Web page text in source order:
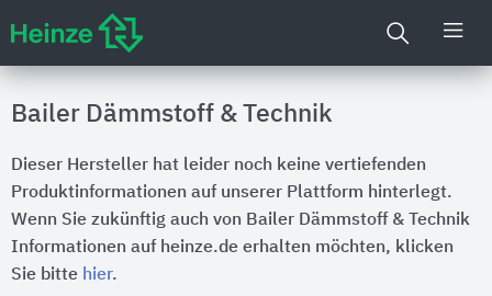
Bailer Dämmstoff & Technik
Dieser Hersteller hat leider noch keine vertiefenden
Produktinformationen auf unserer Plattform hinterlegt.
Wenn Sie zukünftig auch von Bailer Dämmstoff & Technik
Informationen auf heinze.de erhalten möchten, klicken
Sie bitte hier.